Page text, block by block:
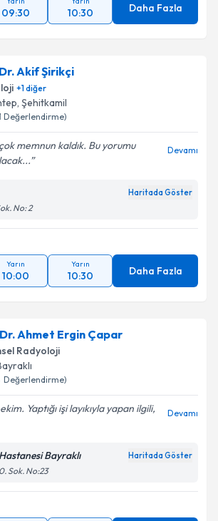
09:30 10:30 Daha Fazla
Akif Şirikçi
+1diğer
, Şehitkamil
Değerlendirme)
memnun kaldık. Bu yorumu
Devamı
Haritada Göster
No: 2
Yarın
10:00
Yarın
10:30 Daha Fazla
Ahmet Ergin Çapar
Radyoloji
Değerlendirme)
Yaptığı işi layıkıyla yapan ilgili,
Devamı
Bayraklı Haritada Göster
Sok. No:23